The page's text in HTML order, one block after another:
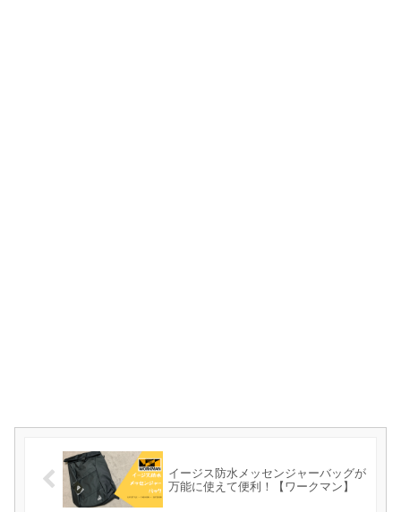
イージス防水メッセンジャーバッグが
万能に使えて便利！【ワークマン】